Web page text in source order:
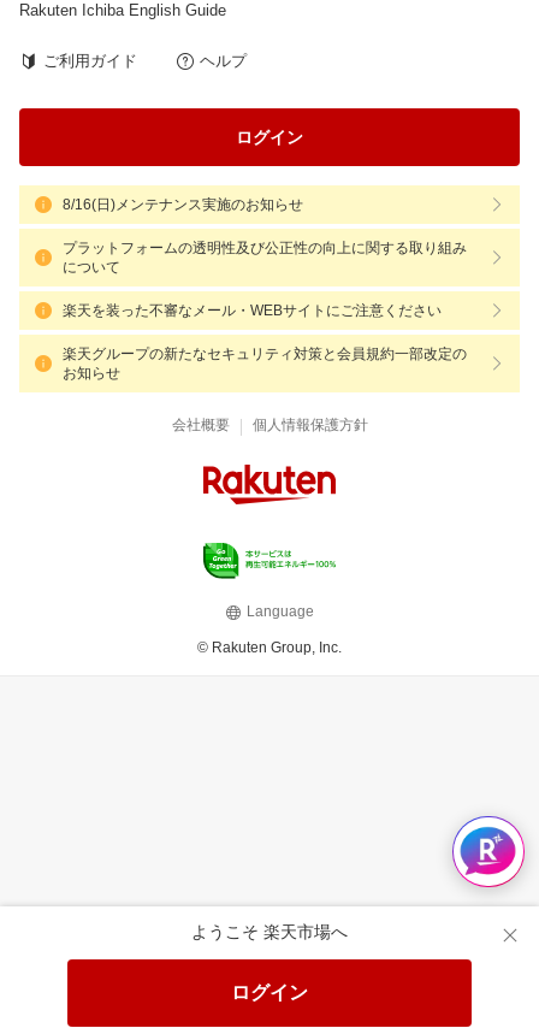
ようこそ 楽天市場へ
ログイン
Rakuten Ichiba English Guide
ご利用ガイド ヘルプ
ログイン
8/16(日)メンテナンス実施のお知らせ
プラットフォームの透明性及び公正性の向上に関する取り組み
について
楽天を装った不審なメール・WEBサイトにご注意ください
楽天グループの新たなセキュリティ対策と会員規約一部改定の
お知らせ
会社概要 | 個人情報保護方針
Language
© Rakuten Group, Inc.